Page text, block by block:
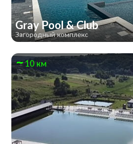
Gray Pool & Club
Загородный комплекс
10 км